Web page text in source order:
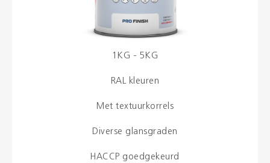
1KG - 5KG
RAL kleuren
Met textuurkorrels
Diverse glansgraden
HACCP goedgekeurd